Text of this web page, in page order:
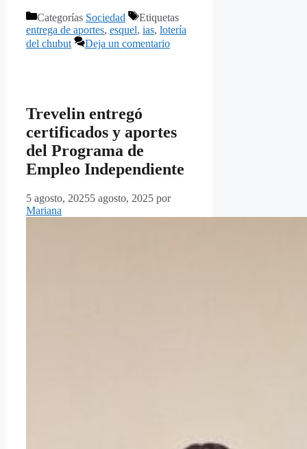
Categorías Sociedad
Etiquetas
entrega de aportes, esquel, ias, lotería
del chubut
Deja un comentario
Trevelin entregó
certificados y aportes
del Programa de
Empleo Independiente
5 agosto, 20255 agosto, 2025 por
Mariana